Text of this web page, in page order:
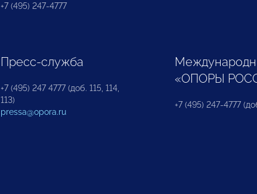
+7 (495) 247-4777
Пресс-служба
+7 (495) 247 4777 (доб. 115, 114,
113)
pressa@opora.ru
«ОПОРЫ
+7 (495) 247-4777